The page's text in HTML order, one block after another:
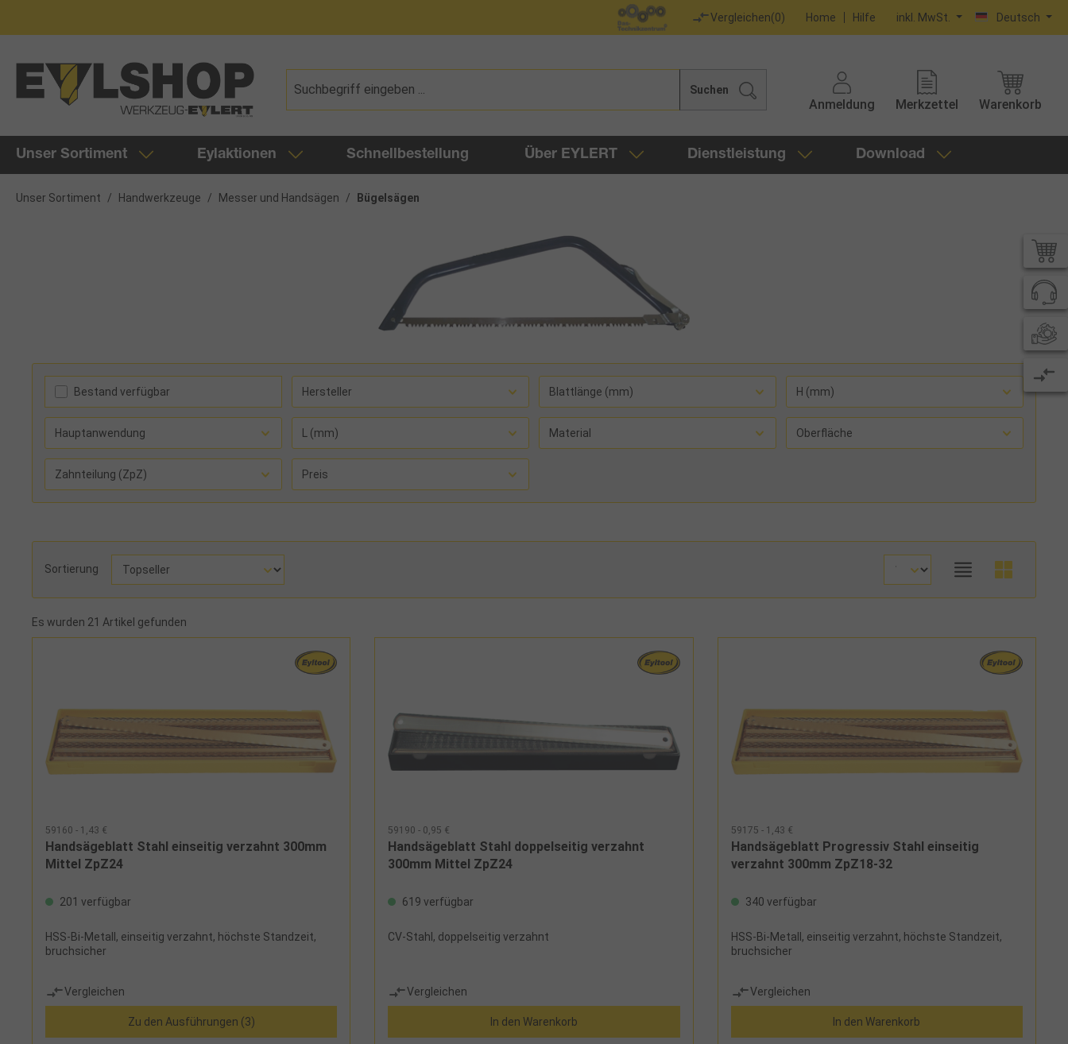
Vergleichen(0) Home Hilfe inkl. MwSt. Deutsch
Suchen
Anmeldung Merkzettel Warenkorb
Unser Sortiment Eylaktionen Schnellbestellung Über EYLERT Dienstleistung Download
Unser Sortiment / Handwerkzeuge / Messer und Handsägen / Bügelsägen
Bestand verfügbar Hersteller Blattlänge (mm) H (mm)
Hauptanwendung L (mm) Material Oberfläche
Zahnteilung (ZpZ) Preis
Sortierung
Es wurden 21 Artikel gefunden
59160 - 1,43 €
Handsägeblatt Stahl einseitig verzahnt 300mm
Mittel ZpZ24
201 verfügbar
HSS-Bi-Metall, einseitig verzahnt, höchste Standzeit,
bruchsicher
Vergleichen
Zu den Ausführungen (3)
59190 - 0,95 €
Handsägeblatt Stahl doppelseitig verzahnt
300mm Mittel ZpZ24
619 verfügbar
CV-Stahl, doppelseitig verzahnt
Vergleichen
In den Warenkorb
59175 - 1,43 €
Handsägeblatt Progressiv Stahl einseitig
verzahnt 300mm ZpZ18-32
340 verfügbar
HSS-Bi-Metall, einseitig verzahnt, höchste Standzeit,
bruchsicher
Vergleichen
In den Warenkorb